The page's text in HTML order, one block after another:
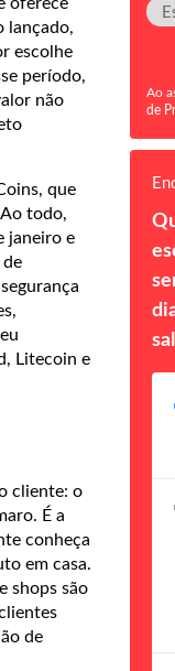
lançado,
escolhe
período,
não
que
todo,
janeiro e
de
Litecoin e
cliente: o
É a
conheça
em casa.
shops são
de
Ao
de